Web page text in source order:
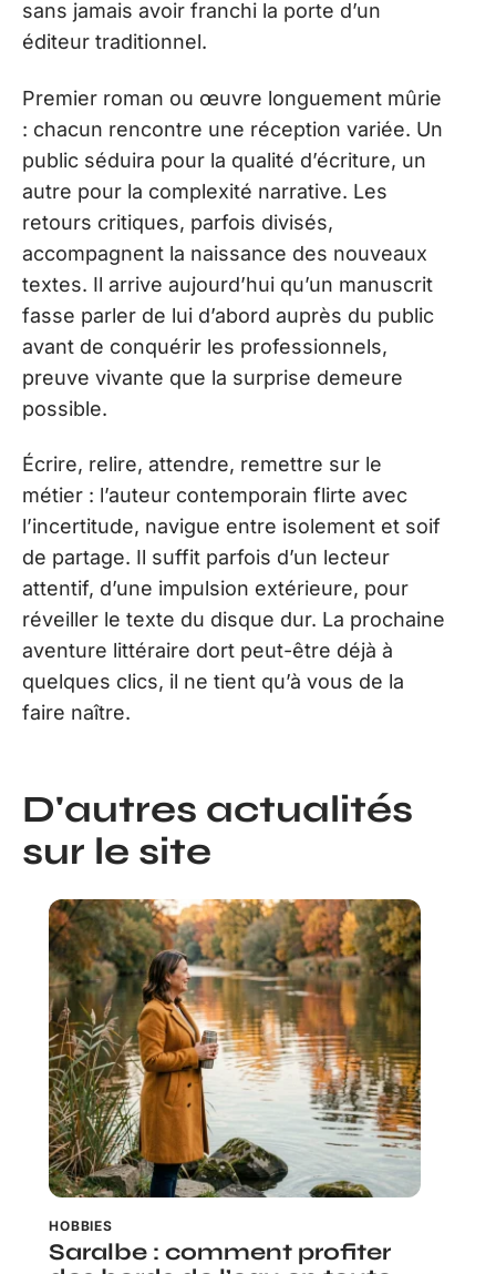
sans jamais avoir franchi la porte d’un
éditeur traditionnel.
Premier roman ou œuvre longuement mûrie
: chacun rencontre une réception variée. Un
public séduira pour la qualité d’écriture, un
autre pour la complexité narrative. Les
retours critiques, parfois divisés,
accompagnent la naissance des nouveaux
textes. Il arrive aujourd’hui qu’un manuscrit
fasse parler de lui d’abord auprès du public
avant de conquérir les professionnels,
preuve vivante que la surprise demeure
possible.
Écrire, relire, attendre, remettre sur le
métier : l’auteur contemporain flirte avec
l’incertitude, navigue entre isolement et soif
de partage. Il suffit parfois d’un lecteur
attentif, d’une impulsion extérieure, pour
réveiller le texte du disque dur. La prochaine
aventure littéraire dort peut-être déjà à
quelques clics, il ne tient qu’à vous de la
faire naître.
D'autres actualités
sur le site
HOBBIES
Saralbe : comment profiter